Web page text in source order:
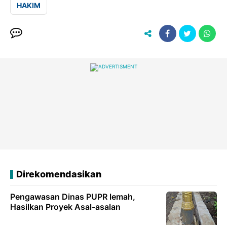
HAKIM
Direkomendasikan
Pengawasan Dinas PUPR lemah,
Hasilkan Proyek Asal-asalan